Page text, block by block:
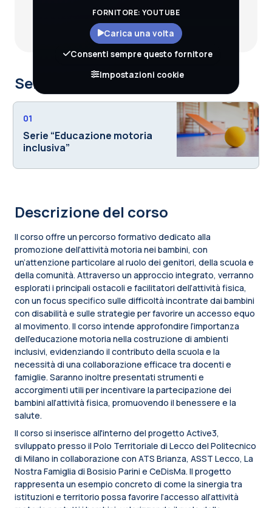
FORNITORE: YOUTUBE
Carica una volta
Consenti sempre questo fornitore
Impostazioni cookie
Serie che includono il corso
01
Serie “Educazione motoria
inclusiva”
Descrizione del corso
Il corso offre un percorso formativo dedicato alla
promozione dell’attività motoria nei bambini, con
un’attenzione particolare al ruolo dei genitori, della scuola e
della comunità. Attraverso un approccio integrato, verranno
esplorati i principali ostacoli e facilitatori dell’attività fisica,
con un focus specifico sulle difficoltà incontrate dai bambini
con disabilità e sulle strategie per favorire un accesso equo
al movimento. Il corso intende approfondire l’importanza
dell’educazione motoria nella costruzione di ambienti
inclusivi, evidenziando il contributo della scuola e la
necessità di una collaborazione efficace tra docenti e
famiglie. Saranno inoltre presentati strumenti e
accorgimenti utili per incentivare la partecipazione dei
bambini all’attività fisica, promuovendo il benessere e la
salute.
Il corso si inserisce all'interno del progetto Active3,
sviluppato presso il Polo Territoriale di Lecco del Politecnico
di Milano in collaborazione con ATS Brianza, ASST Lecco, La
Nostra Famiglia di Bosisio Parini e CeDisMa. Il progetto
rappresenta un esempio concreto di come la sinergia tra
istituzioni e territorio possa favorire l’accesso all’attività